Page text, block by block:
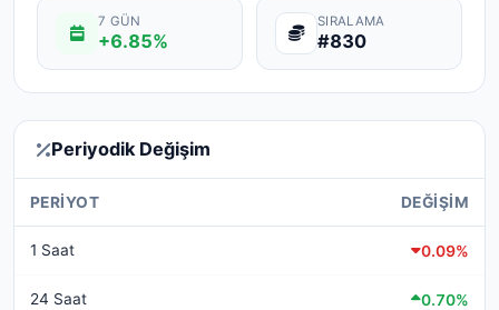
7 GÜN
+6.85%
SIRALAMA
#830
Periyodik Değişim
PERIYOT DEĞIŞIM
1 Saat 0.09%
24 Saat 0.70%